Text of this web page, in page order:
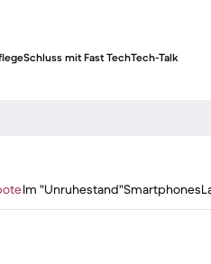
Schluss mit Fast TechTech-Talk
Im "Unruhestand"Smartphones